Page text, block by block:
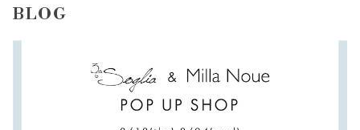
BLOG